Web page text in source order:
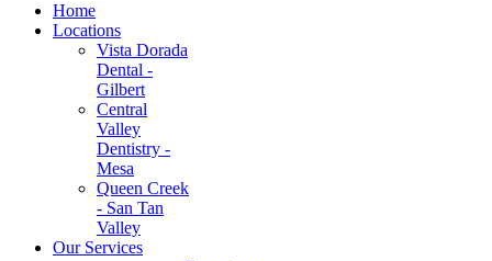
Home
Locations
Vista Dorada
Dental -
Gilbert
Central
Valley
Dentistry -
Mesa
Queen Creek
- San Tan
Valley
Our Services